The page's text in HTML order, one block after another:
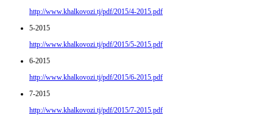
http://www.khalkovozi.tj/pdf/2015/4-2015.pdf
5-2015
http://www.khalkovozi.tj/pdf/2015/5-2015.pdf
6-2015
http://www.khalkovozi.tj/pdf/2015/6-2015.pdf
7-2015
http://www.khalkovozi.tj/pdf/2015/7-2015.pdf